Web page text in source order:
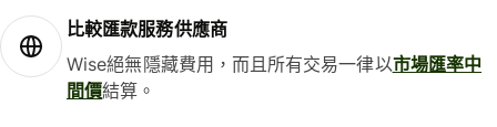
比較匯款服務供應商
Wise絕無隱藏費用，而且所有交易一律以市場匯率中
間價結算。